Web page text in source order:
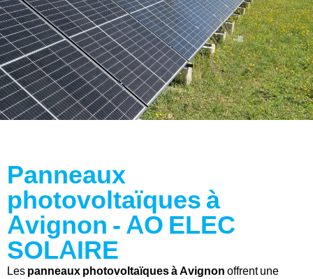
Panneaux
photovoltaïques à
Avignon - AO ELEC
SOLAIRE
Les panneaux photovoltaïques à Avignon offrent une